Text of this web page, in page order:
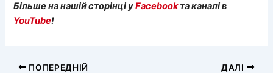
Більше на нашій сторінці уFacebookта каналі в
YouTube!
ПОПЕРЕДНІЙ ДАЛІ